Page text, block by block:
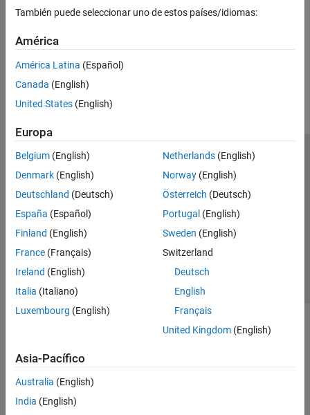
También puede seleccionar uno de estos países/idiomas:
América
América Latina (Español)
Canada (English)
United States (English)
Europa
Belgium (English)
Denmark (English)
Deutschland (Deutsch)
España (Español)
Finland (English)
France (Français)
Ireland (English)
Italia (Italiano)
Luxembourg (English)
Netherlands(English)
Norway(English)
Österreich (Deutsch)
Portugal (English)
Sweden (English)
Switzerland
Deutsch
English
Français
United Kingdom(English)
Asia-Pacífico
Australia (English)
India (English)
Centro de confianza
Marcas comerciales
Política de privacidad
Antipiratería
Estado de las aplicaciones
Información de contacto
© 1994-2026 The MathWorks, Inc.